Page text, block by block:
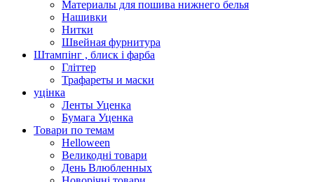
Материалы для пошива нижнего белья
Нашивки
Нитки
Швейная фурнитура
Штампінг , блиск і фарба
Гліттер
Трафареты и маски
уцінка
Ленты Уценка
Бумага Уценка
Товари по темам
Helloween
Великодні товари
День Влюбленных